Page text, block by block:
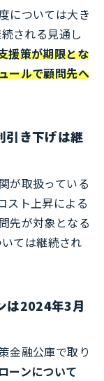
については大き
される見通し
援策が期限とな
ールで顧問先へ
引き下げは継
が取扱っている
スト上昇による
先が対象となる
ては継続され
は2024年3月
金融公庫で取り
ーンについて